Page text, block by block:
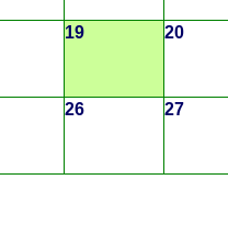
19 20
26 27